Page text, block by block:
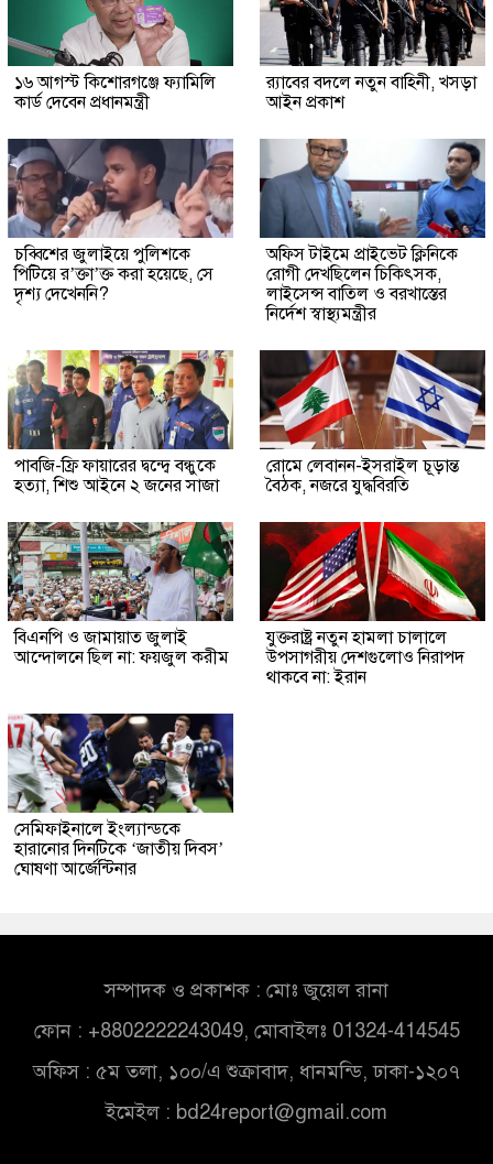
১৬ আগস্ট কিশোরগঞ্জে ফ্যামিলি
কার্ড দেবেন প্রধানমন্ত্রী
র‍্যাবের বদলে নতুন বাহিনী, খসড়া
আইন প্রকাশ
চব্বিশের জুলাইয়ে পুলিশকে
পিটিয়ে র’ক্তা’ক্ত করা হয়েছে, সে
দৃশ্য দেখেননি?
অফিস টাইমে প্রাইভেট ক্লিনিকে
রোগী দেখছিলেন চিকিৎসক,
লাইসেন্স বাতিল ও বরখাস্তের
নির্দেশ স্বাস্থ্যমন্ত্রীর
পাবজি-ফ্রি ফায়ারের দ্বন্দ্বে বন্ধুকে
হত্যা, শিশু আইনে ২ জনের সাজা
রোমে লেবানন-ইসরাইল চূড়ান্ত
বৈঠক, নজরে যুদ্ধবিরতি
বিএনপি ও জামায়াত জুলাই
আন্দোলনে ছিল না: ফয়জুল করীম
যুক্তরাষ্ট্র নতুন হামলা চালালে
উপসাগরীয় দেশগুলোও নিরাপদ
থাকবে না: ইরান
সেমিফাইনালে ইংল্যান্ডকে
হারানোর দিনটিকে ‘জাতীয় দিবস’
ঘোষণা আর্জেন্টিনার
সম্পাদক ও প্রকাশক : মোঃ জুয়েল রানা
ফোন : +8802222243049, মোবাইলঃ 01324-414545
অফিস : ৫ম তলা, ১০০/এ শুক্রাবাদ, ধানমন্ডি, ঢাকা-১২০৭
ইমেইল : bd24report@gmail.com